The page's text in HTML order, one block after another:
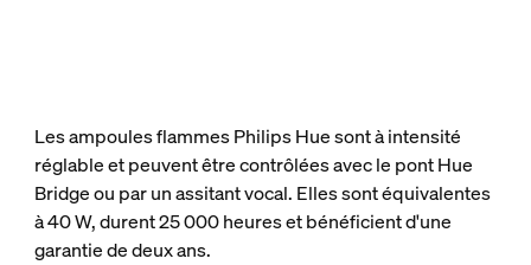
Les ampoules flammes Philips Hue sont à intensité
réglable et peuvent être contrôlées avec le pont Hue
Bridge ou par un assitant vocal. Elles sont équivalentes
à 40 W, durent 25 000 heures et bénéficient d'une
garantie de deux ans.